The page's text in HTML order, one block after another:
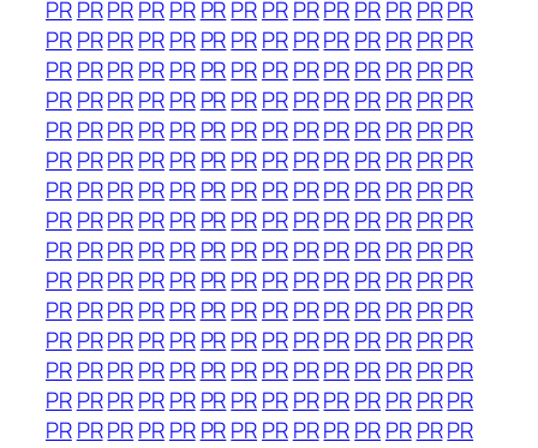
PRPRPRPRPR PRPRPRPRPRPRPR PRPR
PRPRPRPRPR PRPRPRPRPRPRPR PRPR
PRPRPRPRPR PRPRPRPRPRPRPR PRPR
PRPRPRPRPR PRPRPRPRPRPRPR PRPR
PRPRPRPRPR PRPRPRPRPRPRPR PRPR
PRPRPRPRPR PRPRPRPRPRPRPR PRPR
PRPRPRPRPR PRPRPRPRPRPRPR PRPR
PRPRPRPRPR PRPRPRPRPRPRPR PRPR
PRPRPRPRPR PRPRPRPRPRPRPR PRPR
PRPRPRPRPR PRPRPRPRPRPRPR PRPR
PRPRPRPRPR PRPRPRPRPRPRPR PRPR
PRPRPRPRPR PRPRPRPRPRPRPR PRPR
PRPRPRPRPR PRPRPRPRPRPRPR PRPR
PRPRPRPRPR PRPRPRPRPRPRPR PRPR
PRPRPRPRPR PRPRPRPRPRPRPR PRPR